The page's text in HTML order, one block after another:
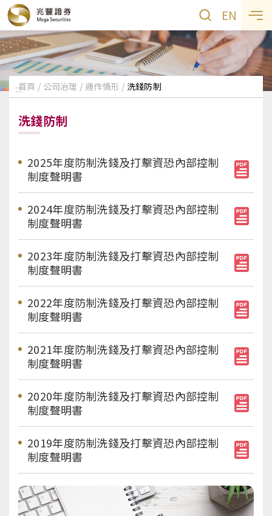
EN
:::首頁 公司治理 運作情形 洗錢防制
洗錢防制
2025年度防制洗錢及打擊資恐內部控制
制度聲明書
2024年度防制洗錢及打擊資恐內部控制
制度聲明書
2023年度防制洗錢及打擊資恐內部控制
制度聲明書
2022年度防制洗錢及打擊資恐內部控制
制度聲明書
2021年度防制洗錢及打擊資恐內部控制
制度聲明書
2020年度防制洗錢及打擊資恐內部控制
制度聲明書
2019年度防制洗錢及打擊資恐內部控制
制度聲明書